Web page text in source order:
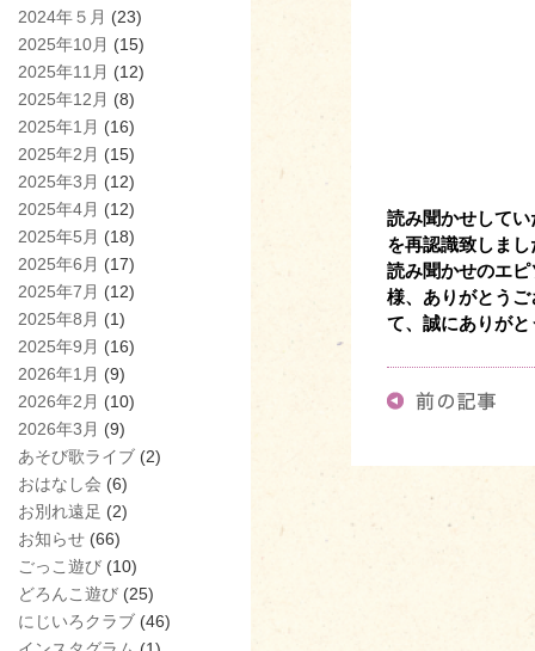
2024年５月 (23)
2025年10月 (15)
2025年11月 (12)
2025年12月 (8)
2025年1月 (16)
2025年2月 (15)
2025年3月 (12)
2025年4月 (12)
2025年5月 (18)
2025年6月 (17)
2025年7月 (12)
2025年8月 (1)
2025年9月 (16)
2026年1月 (9)
2026年2月 (10)
2026年3月 (9)
あそび歌ライブ (2)
おはなし会 (6)
お別れ遠足 (2)
お知らせ (66)
ごっこ遊び (10)
どろんこ遊び (25)
にじいろクラブ (46)
読み聞かせして
を再認識致しま
読み聞かせのエ
様、ありがとう
て、誠にありが